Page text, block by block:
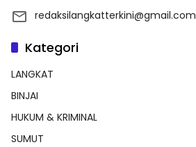
redaksilangkatterkini@gmail.com
Kategori
LANGKAT
BINJAI
HUKUM & KRIMINAL
SUMUT